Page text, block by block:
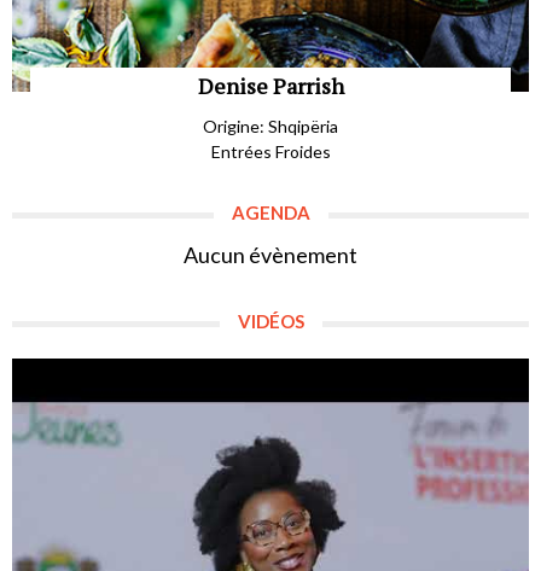
Denise Parrish
Origine: Shqipëria
Entrées Froides
AGENDA
Aucun évènement
VIDÉOS